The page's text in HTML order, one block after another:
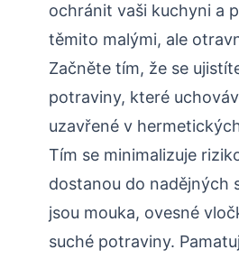
ochránit vaši kuchyni a
těmito malými, ale
Začněte tím, že se
potraviny, které
uzavřené v
Tím se minimalizuje
dostanou do nadějných
jsou mouka, ovesné
suché potraviny.